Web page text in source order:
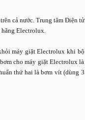
cả nước. Trung tâm Điện tử
Electrolux.
máy giặt Electrolux khi bộ
cho máy giặt Electrolux là
thứ hai là bơm vít (dùng 3